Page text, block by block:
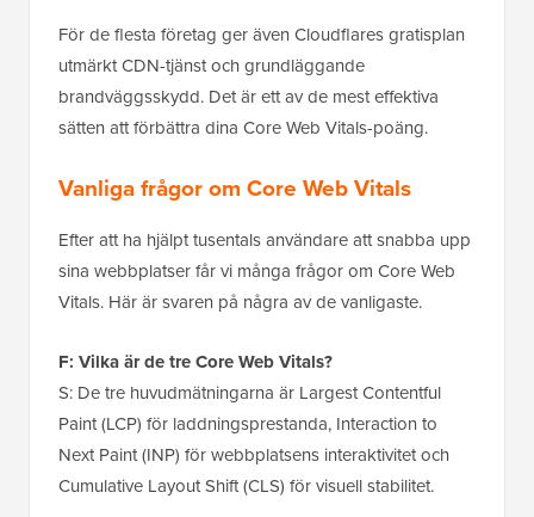
För de flesta företag ger även Cloudflares gratisplan
utmärkt CDN-tjänst och grundläggande
brandväggsskydd. Det är ett av de mest effektiva
sätten att förbättra dina Core Web Vitals-poäng.
Vanliga frågor om Core Web Vitals
Efter att ha hjälpt tusentals användare att snabba upp
sina webbplatser får vi många frågor om Core Web
Vitals. Här är svaren på några av de vanligaste.
F: Vilka är de tre Core Web Vitals?
S: De tre huvudmätningarna är Largest Contentful
Paint (LCP) för laddningsprestanda, Interaction to
Next Paint (INP) för webbplatsens interaktivitet och
Cumulative Layout Shift (CLS) för visuell stabilitet.